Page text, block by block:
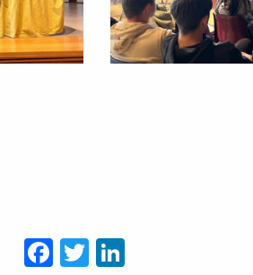
Facebook
Twitter